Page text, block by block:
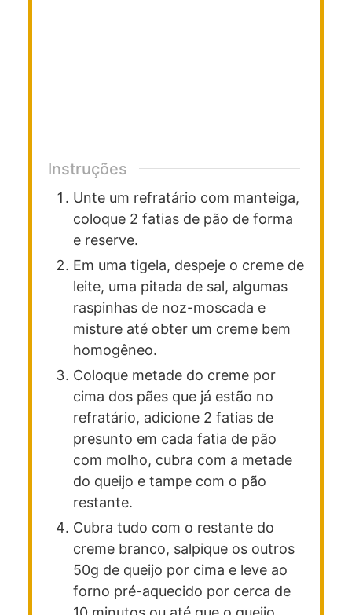
Instruções
Unte um refratário com manteiga,
coloque 2 fatias de pão de forma
e reserve.
Em uma tigela, despeje o creme de
leite, uma pitada de sal, algumas
raspinhas de noz-moscada e
misture até obter um creme bem
homogêneo.
Coloque metade do creme por
cima dos pães que já estão no
refratário, adicione 2 fatias de
presunto em cada fatia de pão
com molho, cubra com a metade
do queijo e tampe com o pão
restante.
Cubra tudo com o restante do
creme branco, salpique os outros
50g de queijo por cima e leve ao
forno pré-aquecido por cerca de